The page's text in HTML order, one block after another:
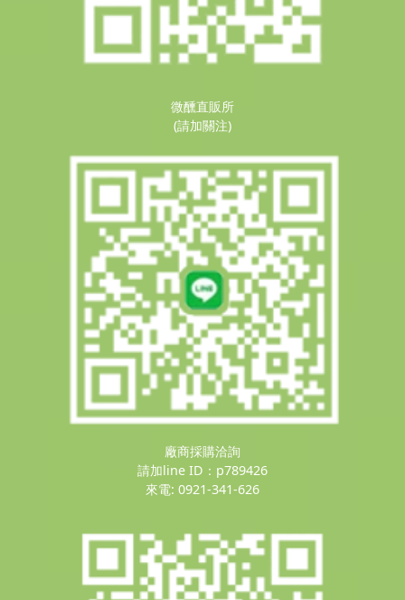
微醺直販所
(請加關注)
廠商採購洽詢
請加line ID：p789426
來電: 0921-341-626